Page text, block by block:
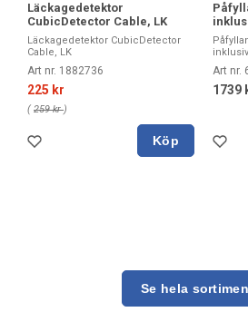
Läckagedetektor
CubicDetector Cable, LK
Läckagedetektor CubicDetector
Cable, LK
Art nr. 1882736
225 kr
( 259 kr)
Köp
Art nr.
1739
Se hela